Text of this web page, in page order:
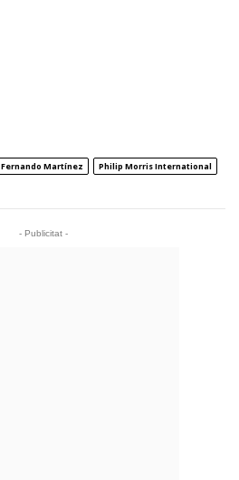
Fernando Martínez
Philip Morris International
- Publicitat -